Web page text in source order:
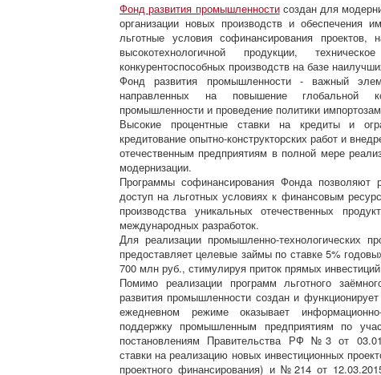
Фонд развития промышленностисоздан для
организации новых производств и обеспечения
льготные условия софинансирования проектов,
высокотехнологичной продукции,
конкурентоспособных производств на базе
Фонд развития промышленности - важный
направленных на повышение глобальной
промышленности и проведение политики
Высокие процентные ставки на кредиты и
кредитование опытно-конструкторских работ и
отечественным предприятиям в полной мере
модернизации.
Программы софинансирования Фонда позволяют
доступ на льготных условиях к финансовым
производства уникальных отечественных
международных разработок.
Для реализации промышленно-технологических
предоставляет целевые займы по ставке 5%
700 млн руб., стимулируя приток прямых
Помимо реализации программ льготного
развития промышленности создан и
ежедневном режиме оказывает
поддержку промышленным предприятиям по
постановлениям Правительства РФ №3 от
ставки на реализацию новых инвестиционных
проектного финансирования) и №214 от